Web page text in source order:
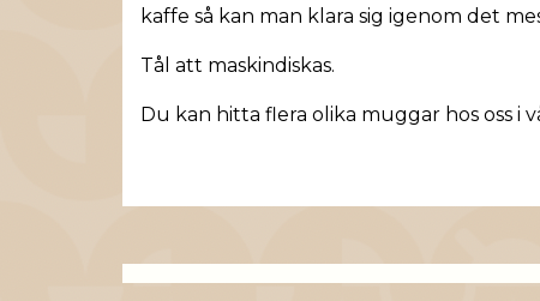
kaffe så kan man klara sig igenom det
Tål att maskindiskas.
Du kan hitta flera olika muggar hos oss i